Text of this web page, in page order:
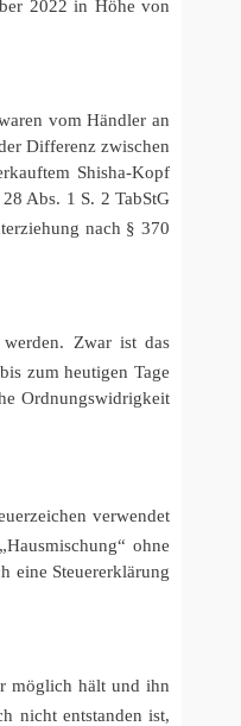
2022 in Höhe von
vom Händler an
Differenz zwischen
Shisha-Kopf
Abs. 1 S. 2 TabStG
nach § 370
Zwar ist das
zum heutigen Tage
Ordnungswidrigkeit
verwendet
ohne
eine Steuererklärung
möglich hält und ihn
nicht entstanden ist,